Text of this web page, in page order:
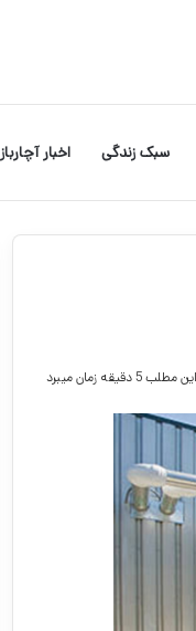
سبک زندگی اخبار آچارباز
دقیقه زمان میبرد